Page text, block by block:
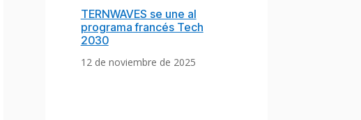
TERNWAVES se une al
programa francés Tech
2030
12 de noviembre de 2025